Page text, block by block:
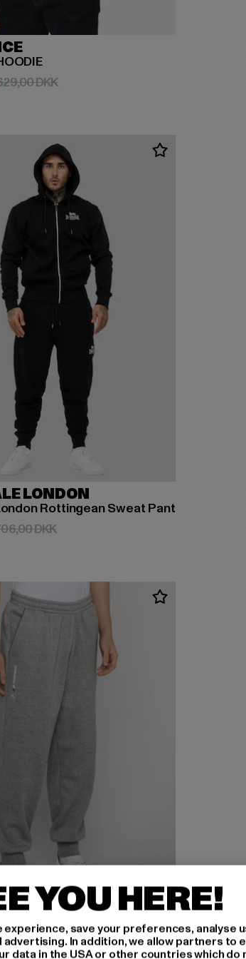
377,40 DKK
DKKKampagnepris: 629,00 DKK
LONDON
Rottingean Sweat Pant
607,16 DKK
DKKKampagnepris: 706,00 DKK
Essential+
YOU HERE!
save your preferences, analyse
In addition, we allow partners to
data in the USA or other countries which do